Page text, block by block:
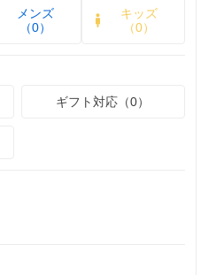
メンズ
（0）
キッズ
（0）
ギフト対応（0）